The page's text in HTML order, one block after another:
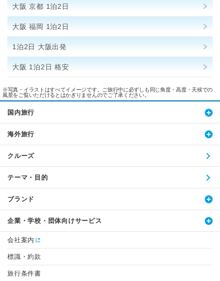
大阪 京都 1泊2日
大阪 福岡 1泊2日
1泊2日 大阪出発
大阪 1泊2日 格安
※写真・イラストはすべてイメージです。ご旅行中に必ずしも同じ角度・高度・天候での
風景をご覧いただけるとはかぎりませんのでご了承ください。
国内旅行
海外旅行
クルーズ
テーマ・目的
ブランド
企業・学校・団体向けサービス
会社案内
標識・約款
旅行条件書